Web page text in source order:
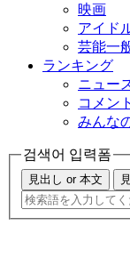
映画
アイド
芸能一
ランキング
ニュー
コメント
みんな
검색어 입력폼
見出し or 本文